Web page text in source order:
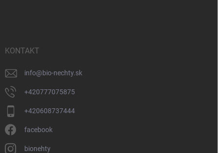
KONTAKT
info@bio-nechty.sk
+420777075875
+420608737444
facebook
bionehty